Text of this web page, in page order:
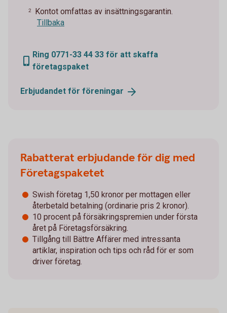
2
Kontot omfattas av insättningsgarantin.
Tillbaka
Ring 0771-33 44 33 för att skaffa
företagspaket
Erbjudandet för föreningar
Rabatterat erbjudande för dig med
Företagspaketet
Swish företag 1,50 kronor per mottagen eller
återbetald betalning (ordinarie pris 2 kronor).
10 procent på försäkringspremien under första
året på Företagsförsäkring.
Tillgång till Bättre Affärer med intressanta
artiklar, inspiration och tips och råd för er som
driver företag.